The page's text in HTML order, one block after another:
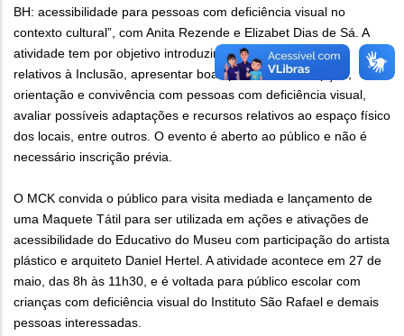
BH: acessibilidade para pessoas com deficiência visual no
contexto cultural”, com Anita Rezende e Elizabet Dias de Sá. A
atividade tem por objetivo introduzir conceitos e princípios
relativos à Inclusão, apresentar boas práticas de recepção,
orientação e convivência com pessoas com deficiência visual,
avaliar possíveis adaptações e recursos relativos ao espaço físico
dos locais, entre outros. O evento é aberto ao público e não é
necessário inscrição prévia.
O MCK convida o público para visita mediada e lançamento de
uma Maquete Tátil para ser utilizada em ações e ativações de
acessibilidade do Educativo do Museu com participação do artista
plástico e arquiteto Daniel Hertel. A atividade acontece em 27 de
maio, das 8h às 11h30, e é voltada para público escolar com
crianças com deficiência visual do Instituto São Rafael e demais
pessoas interessadas.